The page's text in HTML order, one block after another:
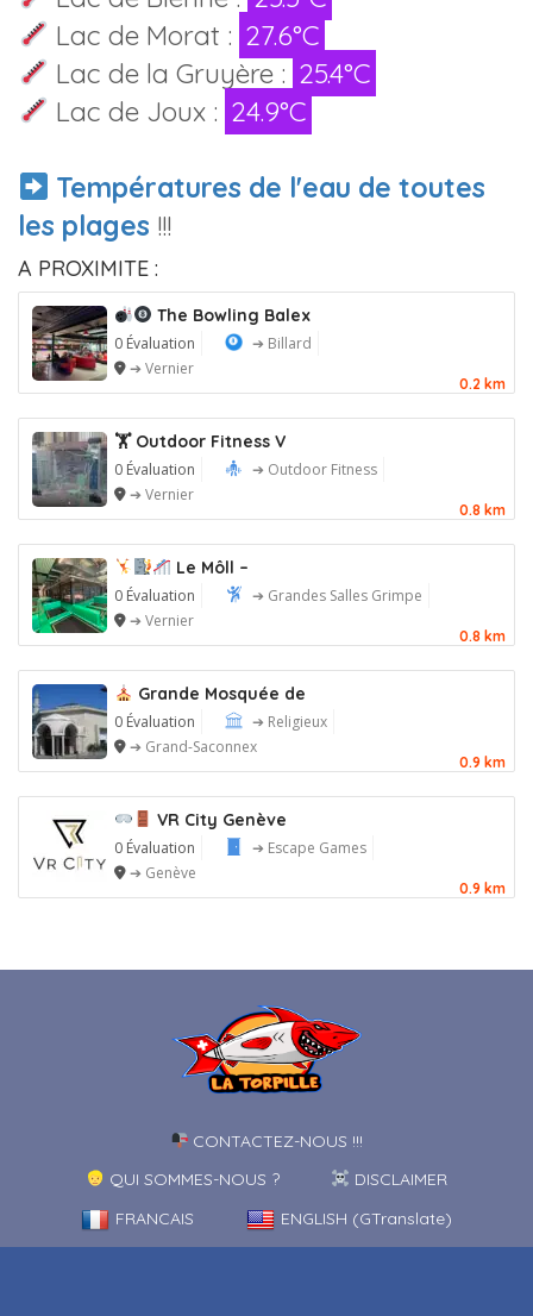
Lac de Morat : 27.6°C
Lac de la Gruyère : 25.4°C
Lac de Joux : 24.9°C
Températures de l'eau de toutes
les plages !!!
A PROXIMITE :
The Bowling Balex
0 Évaluation
➔ Billard
➔ Vernier
0.2 km
🏋️ Outdoor Fitness V
0 Évaluation
➔ Outdoor Fitness
➔ Vernier
0.8 km
Le Môll –
0 Évaluation
➔ Grandes Salles Grimpe
➔ Vernier
0.8 km
Grande Mosquée de
0 Évaluation
➔ Religieux
➔ Grand-Saconnex
0.9 km
VR City Genève
0 Évaluation
➔ Escape Games
➔ Genève
0.9 km
CONTACTEZ-NOUS !!!
QUI SOMMES-NOUS ?
DISCLAIMER
FRANCAIS
ENGLISH (GTranslate)